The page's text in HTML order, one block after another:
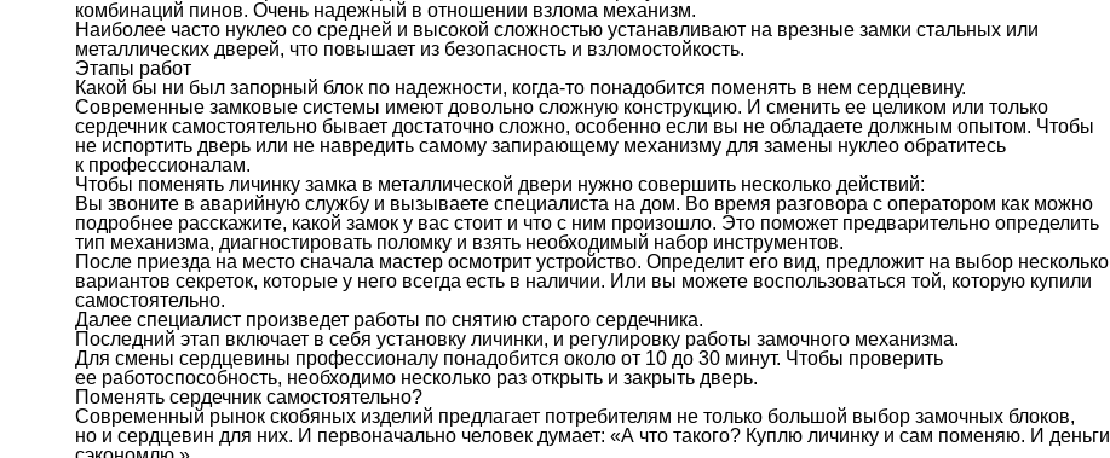
комбинаций пинов. Очень надежный в отношении взлома механизм.
Наиболее часто нуклео со средней и высокой сложностью устанавливают на врезные замки стальных или
металлических дверей, что повышает из безопасность и взломостойкость.
Этапы работ
Какой бы ни был запорный блок по надежности, когда-то понадобится поменять в нем сердцевину.
Современные замковые системы имеют довольно сложную конструкцию. И сменить ее целиком или только
сердечник самостоятельно бывает достаточно сложно, особенно если вы не обладаете должным опытом. Чтобы
не испортить дверь или не навредить самому запирающему механизму для замены нуклео обратитесь
к профессионалам.
Чтобы поменять личинку замка в металлической двери нужно совершить несколько действий:
Вы звоните в аварийную службу и вызываете специалиста на дом. Во время разговора с оператором как можно
подробнее расскажите, какой замок у вас стоит и что с ним произошло. Это поможет предварительно определить
тип механизма, диагностировать поломку и взять необходимый набор инструментов.
После приезда на место сначала мастер осмотрит устройство. Определит его вид, предложит на выбор несколько
вариантов секреток, которые у него всегда есть в наличии. Или вы можете воспользоваться той, которую купили
самостоятельно.
Далее специалист произведет работы по снятию старого сердечника.
Последний этап включает в себя установку личинки, и регулировку работы замочного механизма.
Для смены сердцевины профессионалу понадобится около от 10 до 30 минут. Чтобы проверить
ее работоспособность, необходимо несколько раз открыть и закрыть дверь.
Поменять сердечник самостоятельно?
Современный рынок скобяных изделий предлагает потребителям не только большой выбор замочных блоков,
но и сердцевин для них. И первоначально человек думает: «А что такого? Куплю личинку и сам поменяю. И деньги